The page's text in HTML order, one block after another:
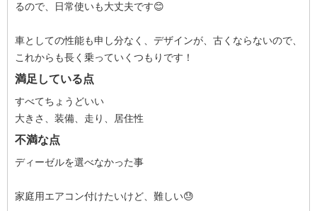
るので、日常使いも大丈夫です😊
車としての性能も申し分なく、デザインが、古くならないので、
これからも長く乗っていくつもりです！
満足している点
すべてちょうどいい
大きさ、装備、走り、居住性
不満な点
ディーゼルを選べなかった事
家庭用エアコン付けたいけど、難しい😓